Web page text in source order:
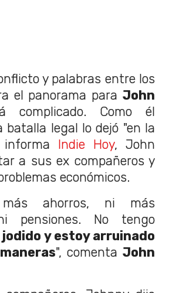
y palabras entre los
el panorama para John
complicado. Como él
batalla legal lo dejó "en la
informa Indie Hoy, John
a sus ex compañeros y
económicos.
ahorros, ni más
pensiones. No tengo
jodido y estoy arruinado
", comenta John